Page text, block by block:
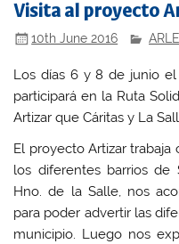
Visita al proyecto
10th June 2016
Los días 6 y 8 de junio
participará en la Ruta
Artizar que Cáritas y La
El proyecto Artizar
los diferentes barrios de
Hno. de la Salle, nos
para poder advertir las
municipio. Luego nos